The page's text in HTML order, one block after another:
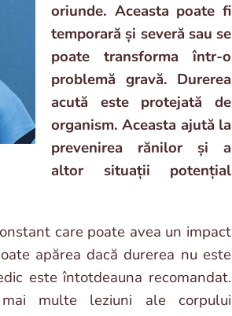
oriunde. Aceasta poate fi
temporară și severă sau se
poate transforma într-o
problemă gravă. Durerea
acută este protejată de
organism. Aceasta ajută la
prevenirea rănilor și a
altor situații potențial
care poate avea un impact
apărea dacă durerea nu este
este întotdeauna recomandat.
multe leziuni ale corpului